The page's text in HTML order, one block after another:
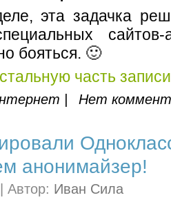
эта задачка
сайтов-
бояться. 🙂
часть
| Нет
анонимайзер!
Автор: Иван Сила